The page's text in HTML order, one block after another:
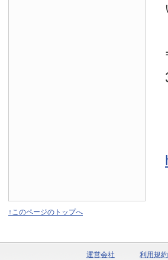
↑このページのトップへ
運営会社 利用規約